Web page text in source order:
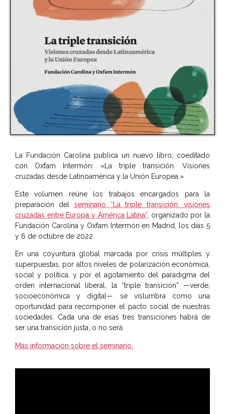
La Fundación Carolina publica un nuevo libro, coeditado
con Oxfam Intermón: «La triple transición. Visiones
cruzadas desde Latinoamérica y la Unión Europea.»
Este volumen reúne los trabajos encargados para la
preparación del seminario “La triple transición: visiones
cruzadas entre Europa y América Latina” , organizado por la
Fundación Carolina y Oxfam Intermón en Madrid, los días 5
y 6 de octubre de 2022.
En una coyuntura global marcada por crisis múltiples y
superpuestas, por altos niveles de polarización económica,
social y política, y por el agotamiento del paradigma del
orden internacional liberal, la “triple transición” —verde,
socioeconómica y digital— se vislumbra como una
oportunidad para recomponer el pacto social de nuestras
sociedades. Cada una de esas tres transiciones habrá de
ser una transición justa, o no será.
Más información sobre el seminario.